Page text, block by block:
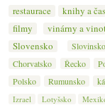
restaurace
knihy a
filmy
vinárny a
Slovensko
Slovinsko
Chorvatsko
Řecko
Polsko
Rumunsko
Izrael
Lotyšsko